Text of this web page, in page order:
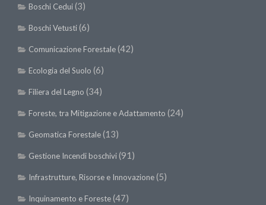
Boschi Cedui(3)
Boschi Vetusti(6)
Comunicazione Forestale(42)
Ecologia del Suolo (6)
Filiera del Legno (34)
Foreste, tra Mitigazione e Adattamento (24)
Geomatica Forestale(13)
Gestione Incendi boschivi(91)
Infrastrutture, Risorse e Innovazione(5)
Inquinamento e Foreste(47)